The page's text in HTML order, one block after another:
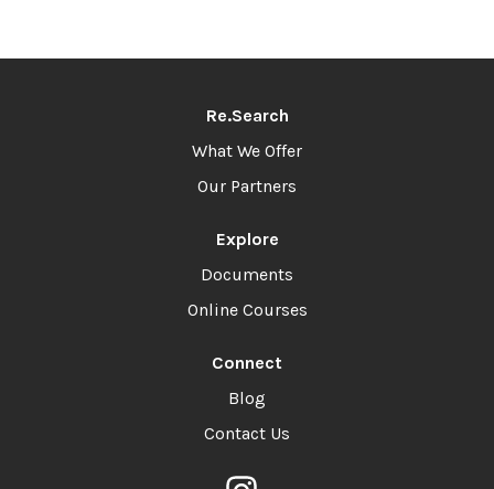
Re.Search
What We Offer
Our Partners
Explore
Documents
Online Courses
Connect
Blog
Contact Us